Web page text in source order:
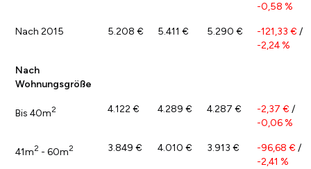
-0,58 %
Nach 2015 5.208 € 5.411 € 5.290 € -121,33 € /
-2,24 %
Nach
Wohnungsgröße
Bis 40m2 4.122 € 4.289 € 4.287 € -2,37 € /
-0,06 %
41m2 - 60m2 3.849 € 4.010 € 3.913 € -96,68 € /
-2,41 %